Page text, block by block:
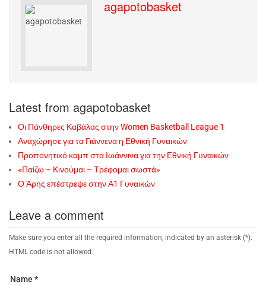
agapotobasket
Latest from agapotobasket
Οι Πάνθηρες Καβάλας στην Women Basketball League 1
Αναχώρησε για τα Γιάννενα η Εθνική Γυναικών
Προπονητικό καμπ στα Ιωάννινα για την Εθνική Γυναικών
«Παίζω – Κινούμαι – Τρέφομαι σωστά»
Ο Άρης επέστρεψε στην Α1 Γυναικών
Leave a comment
Make sure you enter all the required information, indicated by an asterisk (*).
HTML code is not allowed.
Name *